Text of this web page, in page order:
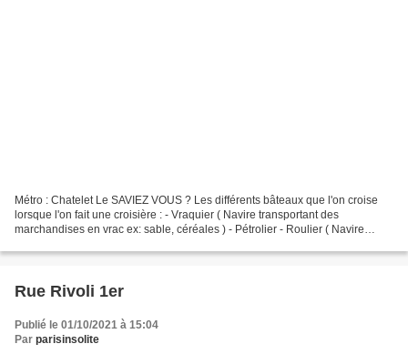
Métro : Chatelet Le SAVIEZ VOUS ? Les différents bâteaux que l'on croise
lorsque l'on fait une croisière : - Vraquier ( Navire transportant des
marchandises en vrac ex: sable, céréales ) - Pétrolier - Roulier ( Navire
Rue Rivoli 1er
Publié le 01/10/2021 à 15:04
Par parisinsolite